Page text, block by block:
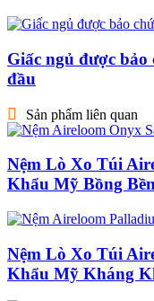
Giấc ngủ được bảo
đầu
Sản phẩm liên quan
Nệm Lò Xo Túi
Khẩu Mỹ Bồng
Nệm Lò Xo Túi
Khẩu Mỹ Kháng